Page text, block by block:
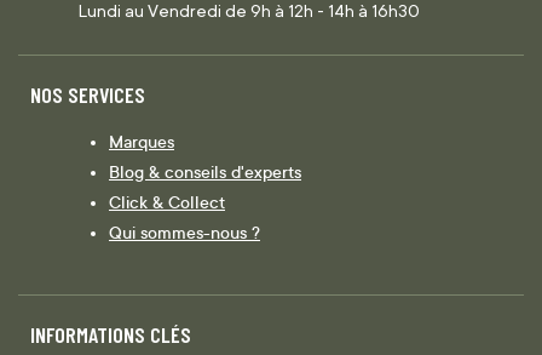
Lundi au Vendredi de 9h à 12h - 14h à 16h30
NOS SERVICES
Marques
Blog & conseils d'experts
Click & Collect
Qui sommes-nous ?
INFORMATIONS CLÉS